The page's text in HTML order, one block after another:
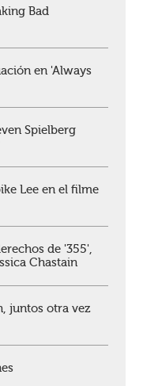
Bad
en 'Always
Spielberg
Lee en el filme
de '355',
Chastain
juntos otra vez